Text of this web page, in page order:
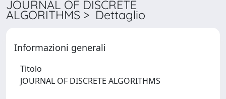
JOURNAL OF DISCRETE
ALGORITHMS > Dettaglio
Informazioni generali
Titolo